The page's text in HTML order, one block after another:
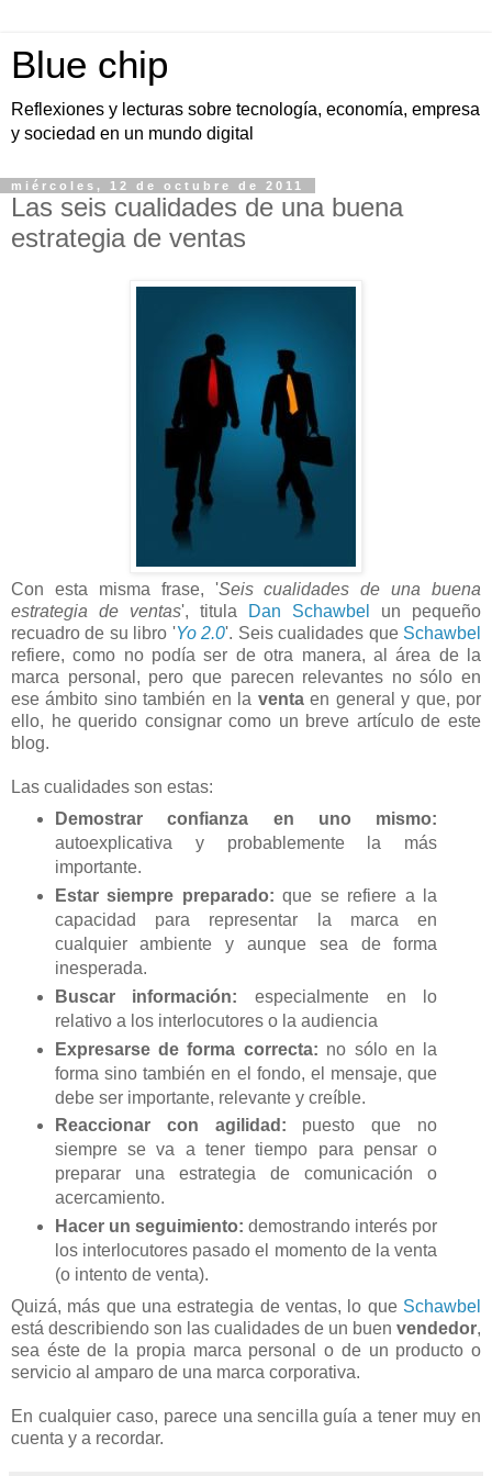
Blue chip
Reflexiones y lecturas sobre tecnología, economía, empresa
y sociedad en un mundo digital
miércoles, 12 de octubre de 2011
Las seis cualidades de una buena
estrategia de ventas
Con esta misma frase, 'Seis cualidades de una buena
estrategia de ventas', titula Dan Schawbel
un pequeño
recuadro de su libro 'Yo 2.0'. Seis cualidades que Schawbel
refiere, como no podía ser de otra manera, al área de la
marca personal, pero que parecen relevantes no sólo en
ese ámbito sino también en la ventaen general y que, por
ello, he querido consignar como un breve artículo de este
blog.
Las cualidades son estas:
Demostrar confianza en uno mismo:
autoexplicativa y probablemente la más
importante.
Estar siempre preparado: que se refiere a la
capacidad para representar la marca en
cualquier ambiente y aunque sea de forma
inesperada.
Buscar información: especialmente en lo
relativo a los interlocutores o la audiencia
Expresarse de forma correcta: no sólo en la
forma sino también en el fondo, el mensaje, que
debe ser importante, relevante y creíble.
Reaccionar con agilidad: puesto que no
siempre se va a tener tiempo para pensar o
preparar una estrategia de comunicación o
acercamiento.
Hacer un seguimiento: demostrando interés por
los interlocutores pasado el momento de la venta
(o intento de venta).
Quizá, más que una estrategia de ventas, lo que Schawbel
está describiendo son las cualidades de un buen vendedor,
sea éste de la propia marca personal o de un producto o
servicio al amparo de una marca corporativa.
En cualquier caso, parece una sencilla guía a tener muy en
cuenta y a recordar.